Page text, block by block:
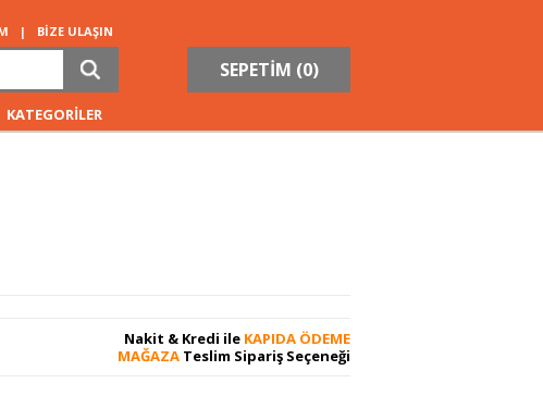
| BİZE ULAŞIN
SEPETİM (0)
KATEGORİLER
Nakit & Kredi ile KAPIDA ÖDEME
MAĞAZA Teslim Sipariş Seçeneği